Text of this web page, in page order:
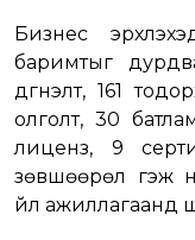
Бизнес
баримтыг
дүгнэлт, 161
олголт, 30
лиценз, 9
зөвшөөрөл гэж
үйл ажиллагаанд